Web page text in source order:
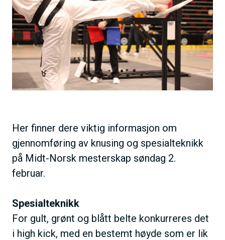
d
e
Her finner dere viktig informasjon om
gjennomføring av knusing og spesialteknikk
på Midt-Norsk mesterskap søndag 2.
februar.
Spesialteknikk
For gult, grønt og blått belte konkurreres det
i high kick, med en bestemt høyde som er lik